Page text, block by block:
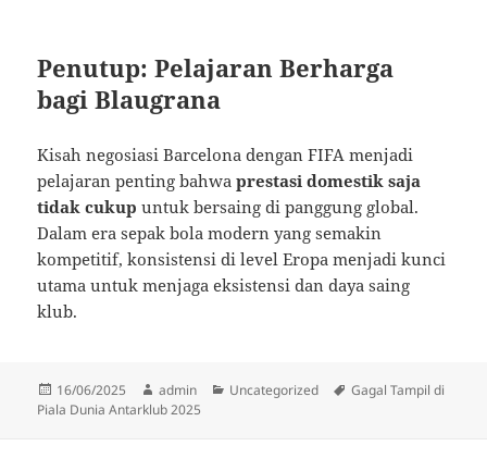
Penutup: Pelajaran Berharga
bagi Blaugrana
Kisah negosiasi Barcelona dengan FIFA menjadi
pelajaran penting bahwaprestasi domestik saja
tidak cukup untuk bersaing di panggung global.
Dalam era sepak bola modern yang semakin
kompetitif, konsistensi di level Eropa menjadi kunci
utama untuk menjaga eksistensi dan daya saing
klub.
Diposkan
pada
16/06/2025 Penulis
admin Kategori
Uncategorized Tag
Gagal Tampil di
Piala Dunia Antarklub 2025